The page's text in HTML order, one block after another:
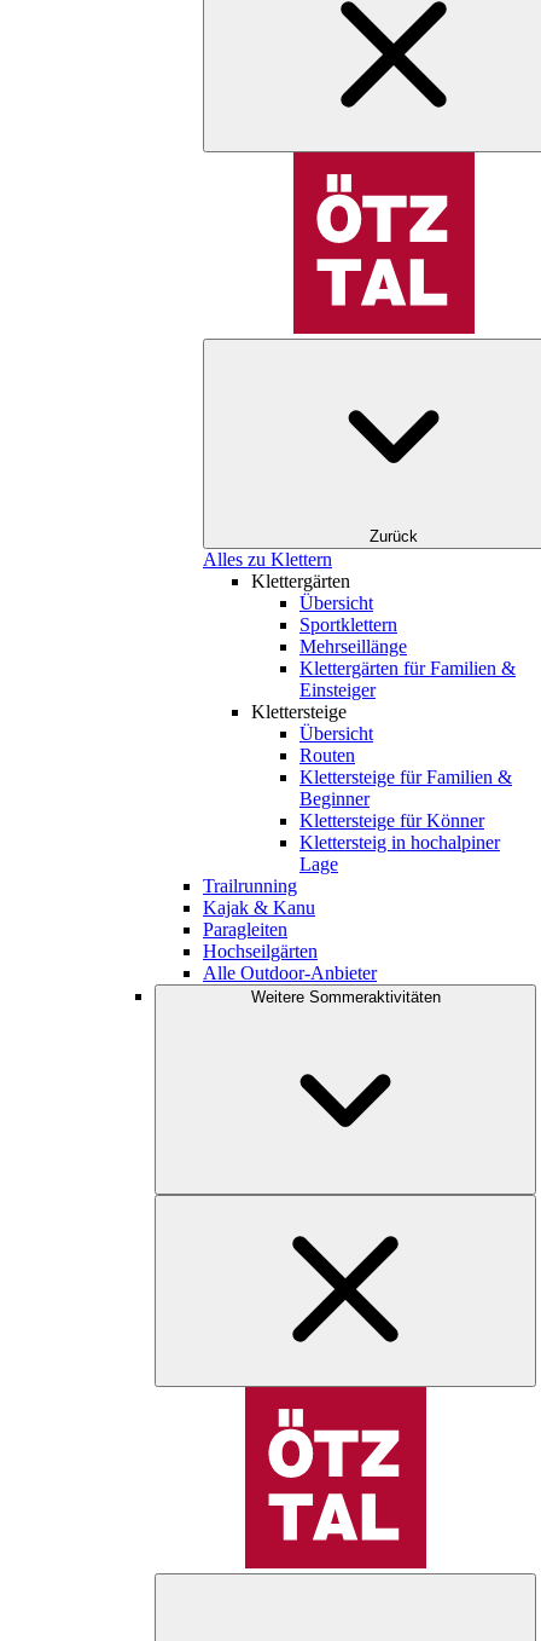
Zurück
Alles zu Klettern
Klettergärten
Übersicht
Sportklettern
Mehrseillänge
Klettergärten für Familien &
Einsteiger
Klettersteige
Übersicht
Routen
Klettersteige für Familien &
Beginner
Klettersteige für Könner
Klettersteig in hochalpiner
Lage
Trailrunning
Kajak & Kanu
Paragleiten
Hochseilgärten
Alle Outdoor-Anbieter
Weitere Sommeraktivitäten